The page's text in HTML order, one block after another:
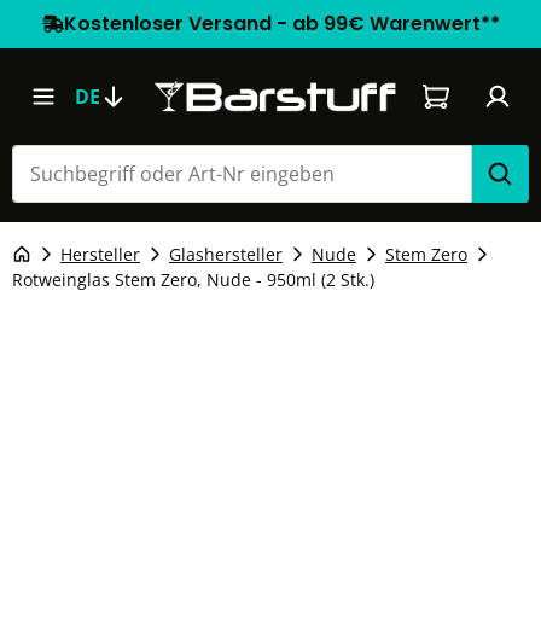
Kostenloser Versand - ab 99€ Warenwert**
DE Warenkorb
Hersteller Glashersteller Nude
Stem Zero
Rotweinglas Stem Zero, Nude - 950ml (2 Stk.)